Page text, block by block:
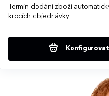
Termín dodání zboží
krocích objednávky